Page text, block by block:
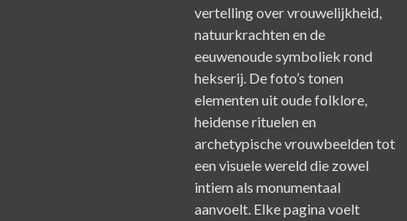
vertelling over vrouwelijkheid,
natuurkrachten en de
eeuwenoude symboliek rond
hekserij. De foto’s tonen
elementen uit oude folklore,
heidense rituelen en
archetypische vrouwbeelden tot
een visuele wereld die zowel
intiem als monumentaal
aanvoelt. Elke pagina voelt